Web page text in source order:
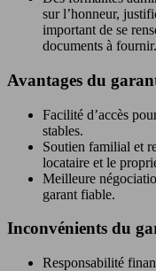
sur l’honneur,
important de se
documents à fournir.
Avantages du
Facilité d’accès
stables.
Soutien familial et
locataire et le
Meilleure
garant fiable.
Inconvénients du
Responsabilité